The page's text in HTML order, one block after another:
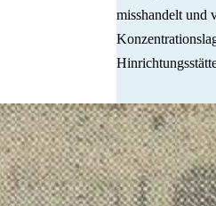
misshandelt und